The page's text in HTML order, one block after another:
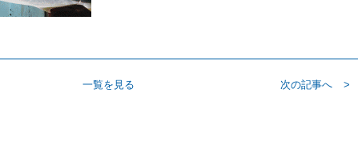
一覧を見る 次の記事へ